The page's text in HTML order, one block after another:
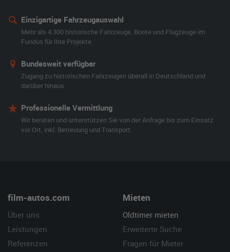
Einzigartige Fahrzeugauswahl
Mehr als 4.300 historische Fahrzeuge, Boote und Flugzeuge im
Fundus für Ihre Projekte.
Bundesweit verfügbar
Zugang zu historischen Fahrzeugen überall in Deutschland und
darüber hinaus.
Professionelle Vermittlung
Wir beraten und unterstützen Sie von der Anfrage bis zum Einsatz
vor Ort, inkl. Betreuung und Transport.
film-autos.com
Über uns
Leistungen
Referenzen
Mieten
Oldtimer mieten
Erweiterte Suche
Fragen für Mieter